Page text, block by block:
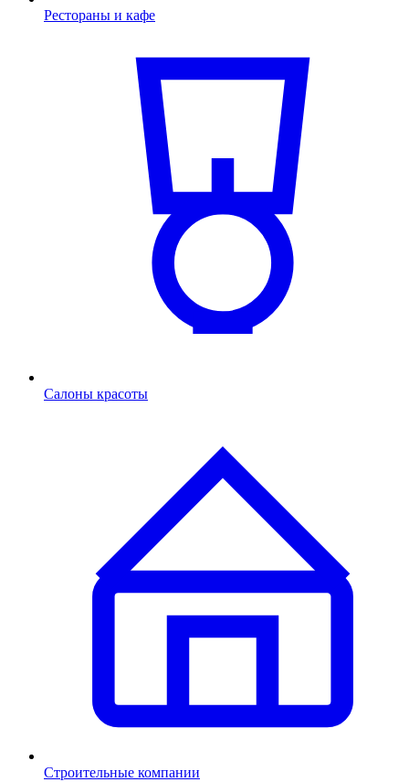
Рестораны и кафе
Салоны красоты
Строительные компании